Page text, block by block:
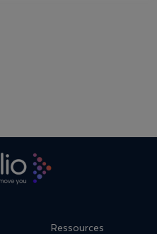
Ressources